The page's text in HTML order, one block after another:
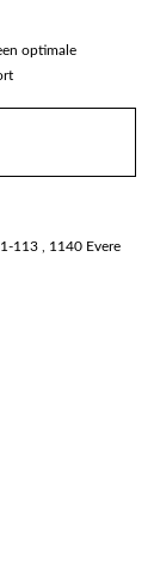
optimale
113 , 1140 Evere